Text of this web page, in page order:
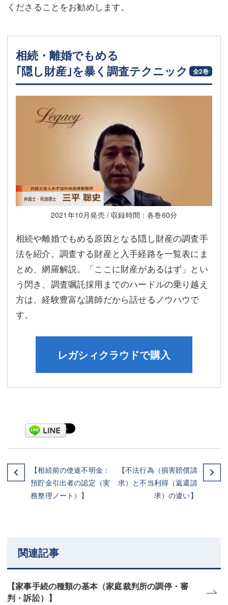
くださることをお勧めします。
相続・離婚でもめる
｢隠し財産｣を暴く調査テクニック
全2巻
2021年10月発売 / 収録時間：各巻60分
相続や離婚でもめる原因となる隠し財産の調査手
法を紹介。調査する財産と入手経路を一覧表にま
とめ、網羅解説。「ここに財産があるはず」とい
う閃き、調査嘱託採用までのハードルの乗り越え
方は、経験豊富な講師だから話せるノウハウで
す。
レガシィクラウドで購入
【相続前の使途不明金：
預貯金引出者の認定（実
務整理ノート）】
【不法行為（損害賠償請
求）と不当利得（返還請
求）の違い】
関連記事
【家事手続の種類の基本（家庭裁判所の調停・審
判・訴訟）】